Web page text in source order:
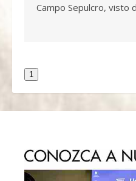
Campo Sepulcro, visto
1